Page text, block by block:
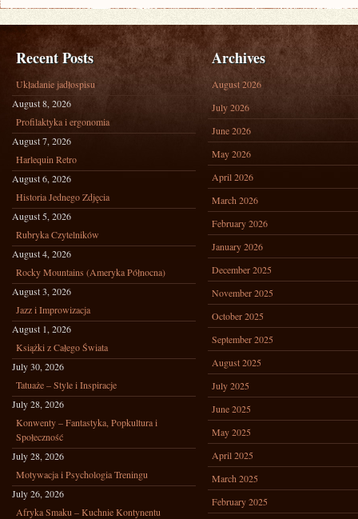
Recent Posts
Układanie jadłospisu
August 8, 2026
Profilaktyka i ergonomia
August 7, 2026
Harlequin Retro
August 6, 2026
Historia Jednego Zdjęcia
August 5, 2026
Rubryka Czytelników
August 4, 2026
Rocky Mountains (Ameryka Północna)
August 3, 2026
Jazz i Improwizacja
August 1, 2026
Książki z Całego Świata
July 30, 2026
Tatuaże – Style i Inspiracje
July 28, 2026
Konwenty – Fantastyka, Popkultura i
Społeczność
July 28, 2026
Motywacja i Psychologia Treningu
July 26, 2026
Afryka Smaku – Kuchnie Kontynentu
Archives
August 2026
July 2026
June 2026
May 2026
April 2026
March 2026
February 2026
January 2026
December 2025
November 2025
October 2025
September 2025
August 2025
July 2025
June 2025
May 2025
April 2025
March 2025
February 2025